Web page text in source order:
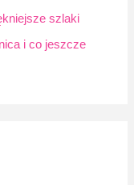
szlaki
i co jeszcze